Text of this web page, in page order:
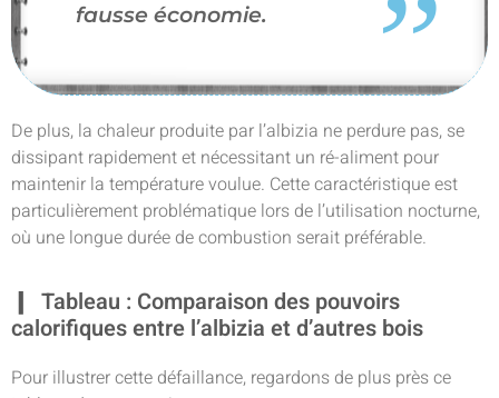
fausse économie.
De plus, la chaleur produite par l’albizia ne perdure pas, se
dissipant rapidement et nécessitant un ré-aliment pour
maintenir la température voulue. Cette caractéristique est
particulièrement problématique lors de l’utilisation nocturne,
où une longue durée de combustion serait préférable.
Tableau : Comparaison des pouvoirs
calorifiques entre l’albizia et d’autres bois
Pour illustrer cette défaillance, regardons de plus près ce